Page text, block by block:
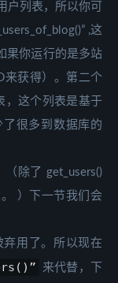
户列表，所以你可
,这
果你运行的是多站
来获得）。第二个
，这个列表是基于
很多到数据库的
除了 get_users()
）下一节我们会
弃用了。所以现在
来代替，下